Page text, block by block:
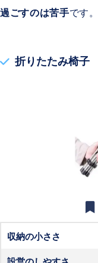
過ごすのは苦手です。
折りたたみ椅子
収納の小ささ